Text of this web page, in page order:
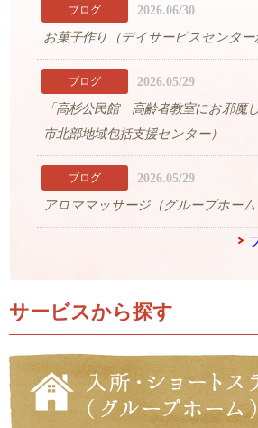
ブログ
2026.06/30
お菓子作り（デイサービスセンター
ブログ
2026.05/29
「高杉公民館 高齢者教室にお邪魔
市北部地域包括支援センター）
ブログ
2026.05/29
アロママッサージ（グループホーム
サービスから探す